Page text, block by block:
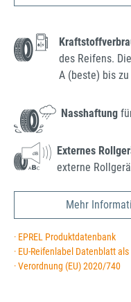
des Reifens.
A (beste) bis zu
Nasshaftung
Externes
externe
Mehr
· EPREL Produktdatenbank
· EU-Reifenlabel Datenblatt als
· Verordnung (EU) 2020/740